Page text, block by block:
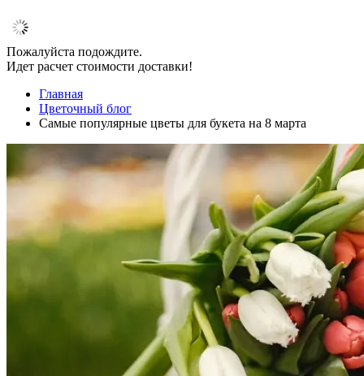
Пожалуйста подождите.
Идет расчет стоимости доставки!
Главная
Цветочный блог
Самые популярные цветы для букета на 8 марта